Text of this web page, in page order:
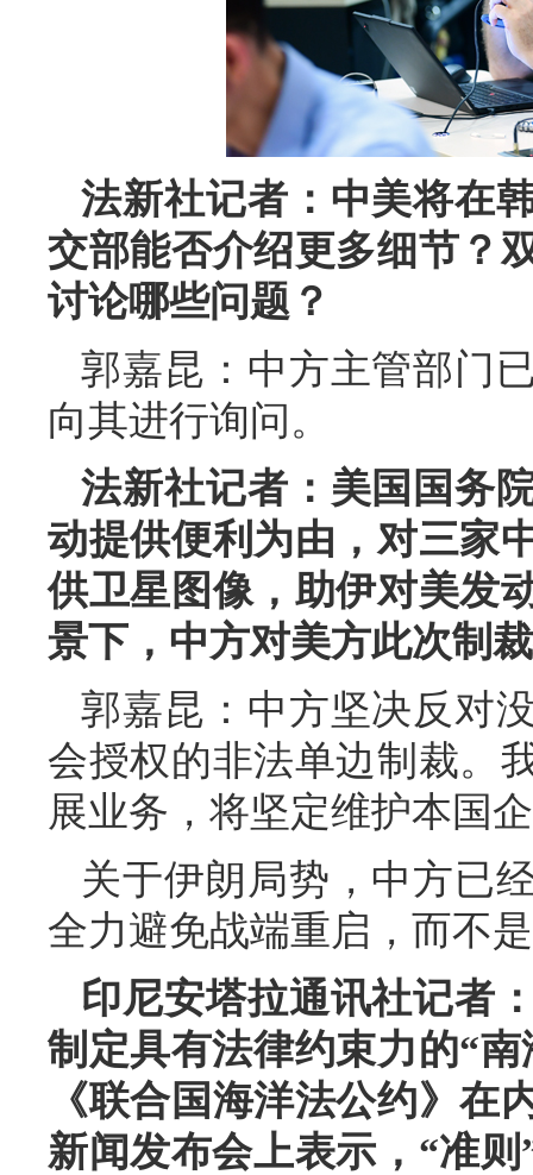
法新社记者：中美将在
交部能否介绍更多细节？
讨论哪些问题？
郭嘉昆：中方主管部门
向其进行询问。
法新社记者：美国国务
动提供便利为由，对三家
供卫星图像，助伊对美发
景下，中方对美方此次制
郭嘉昆：中方坚决反对
会授权的非法单边制裁。
展业务，将坚定维护本国
关于伊朗局势，中方已
全力避免战端重启，而不
印尼安塔拉通讯社记者
制定具有法律约束力的“
《联合国海洋法公约》在
新闻发布会上表示，“准